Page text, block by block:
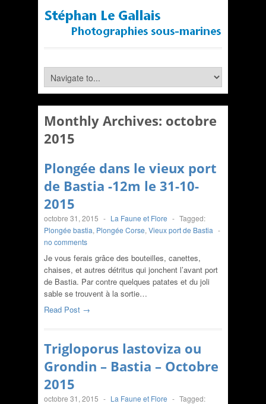
Monthly Archives: octobre
2015
Plongée dans le vieux port
de Bastia -12m le 31-10-
2015
octobre 31, 2015 - La Faune et Flore - Tagged:
Plongée bastia, Plongée Corse, Vieux port de Bastia -
no comments
Je vous ferais grâce des bouteilles, canettes,
chaises, et autres détritus qui jonchent l’avant port
de Bastia. Par contre quelques patates et du joli
sable se trouvent à la sortie…
Read Post →
Trigloporus lastoviza ou
Grondin – Bastia – Octobre
2015
octobre 31, 2015 - La Faune et Flore - Tagged: